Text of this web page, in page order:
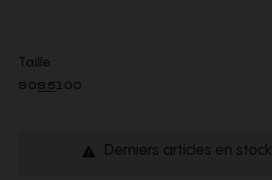
Taille :
9095100
 Derniers articles en stock